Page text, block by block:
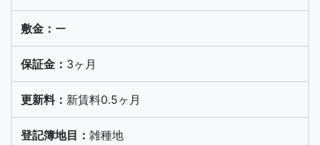
ー
3ヶ月
新賃料0.5ヶ月
雑種地